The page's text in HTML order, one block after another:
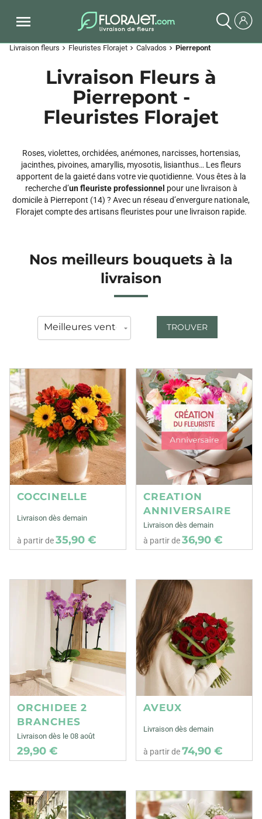
Livraison fleurs chevron_right Fleuristes Florajet chevron_right Calvados chevron_right Pierrepont
Livraison Fleurs à
Pierrepont -
Fleuristes Florajet
Roses, violettes, orchidées, anémones, narcisses, hortensias,
jacinthes, pivoines, amaryllis, myosotis, lisianthus… Les fleurs
apportent de la gaieté dans votre vie quotidienne. Vous êtes à la
recherche d’un fleuriste professionnel pour une livraison à
domicile à Pierrepont (14) ? Avec un réseau d’envergure nationale,
Florajet compte des artisans fleuristes pour une livraison rapide.
Nos meilleurs bouquets à la
livraison
TROUVER
COCCINELLE
Livraison dès demain
à partir de35,90 €
CREATION
ANNIVERSAIRE
Livraison dès demain
à partir de36,90 €
ORCHIDEE 2
BRANCHES
Livraison dès le 08 août
29,90 €
AVEUX
Livraison dès demain
à partir de74,90 €